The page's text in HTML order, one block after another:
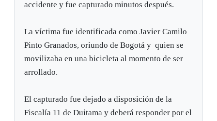
accidente y fue capturado minutos después.
La víctima fue identificada como Javier Camilo
Pinto Granados, oriundo de Bogotá y quien se
movilizaba en una bicicleta al momento de ser
arrollado.
El capturado fue dejado a disposición de la
Fiscalía 11 de Duitama y deberá responder por el